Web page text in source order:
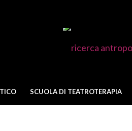
SCUOLA DI TEATROTERAPIA